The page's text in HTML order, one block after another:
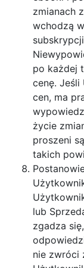
zmianach
wchodzą
po każdej
cenę.
cen, ma
życie
proszeni
takich
lub
zgadza
nie zwróci